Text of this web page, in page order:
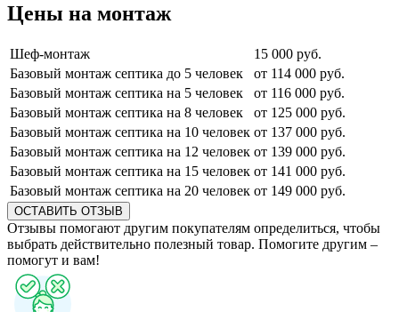
Цены на монтаж
Шеф-монтаж
15 000 руб.
Базовый монтаж септика до 5 человек
от 114 000 руб.
Базовый монтаж септика на 5 человек
от 116 000 руб.
Базовый монтаж септика на 8 человек
от 125 000 руб.
Базовый монтаж септика на 10 человек от 137 000 руб.
Базовый монтаж септика на 12 человек от 139 000 руб.
Базовый монтаж септика на 15 человек от 141 000 руб.
Базовый монтаж септика на 20 человек от 149 000 руб.
ОСТАВИТЬ ОТЗЫВ
Отзывы помогают другим покупателям определиться, чтобы
выбрать действительно полезный товар. Помогите другим –
помогут и вам!